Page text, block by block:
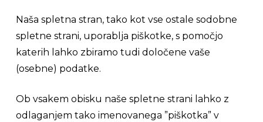
Naša spletna stran, tako kot vse ostale sodobne
spletne strani, uporablja piškotke, s pomočjo
katerih lahko zbiramo tudi določene vaše
(osebne) podatke.
Ob vsakem obisku naše spletne strani lahko z
odlaganjem tako imenovanega ”piškotka” v